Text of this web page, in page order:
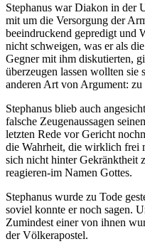
Stephanus war Diakon in der
mit um die Versorgung der
beeindruckend gepredigt und
nicht schweigen, was er als
Gegner mit ihm diskutierten,
überzeugen lassen wollten
anderen Art von Argument:
Stephanus blieb auch
falsche Zeugenaussagen
letzten Rede vor Gericht
die Wahrheit, die wirklich frei
sich nicht hinter Gekränktheit
reagieren-im Namen Gottes.
Stephanus wurde zu Tode
soviel konnte er noch sagen.
Zumindest einer von ihnen
der Völkerapostel.